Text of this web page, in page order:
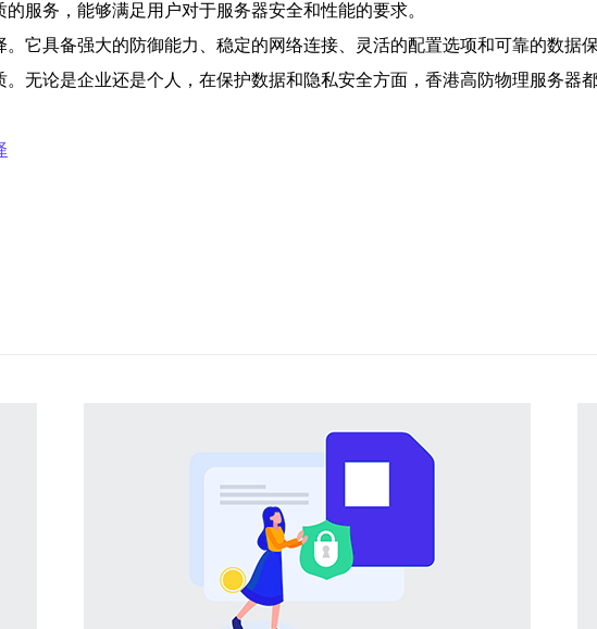
服务，能够满足用户对于服务器安全和性能的要求。
它具备强大的防御能力、稳定的网络连接、灵活的配置选项和可靠的数据
无论是企业还是个人，在保护数据和隐私安全方面，香港高防物理服务器